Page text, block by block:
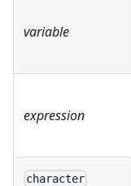
variable
expression
character